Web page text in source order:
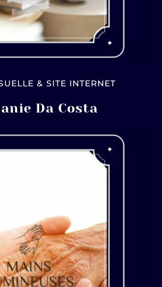
& SITE INTERNET
Da Costa